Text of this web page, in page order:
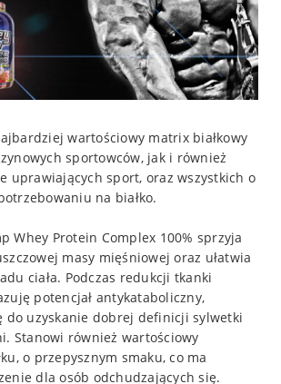
wartościowy matrix białkowy
sportowców, jak i również
uprawiających sport, oraz wszystkich o
na białko.
Whey Protein Complex 100% sprzyja
masy mięśniowej oraz ułatwia
ciała. Podczas redukcji tkanki
potencjał antykataboliczny,
do uzyskanie dobrej definicji sylwetki
Stanowi również wartościowy
o przepysznym smaku, co ma
dla osób odchudzających się.